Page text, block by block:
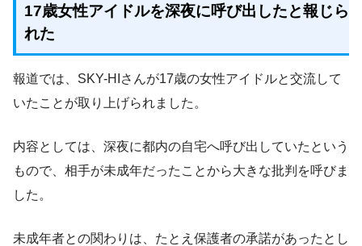
17歳女性アイドルを深夜に呼び出したと報じら
れた
報道では、SKY-HIさんが17歳の女性アイドルと交流して
いたことが取り上げられました。
内容としては、深夜に都内の自宅へ呼び出していたという
もので、相手が未成年だったことから大きな批判を呼びま
した。
未成年者との関わりは、たとえ保護者の承諾があったとし